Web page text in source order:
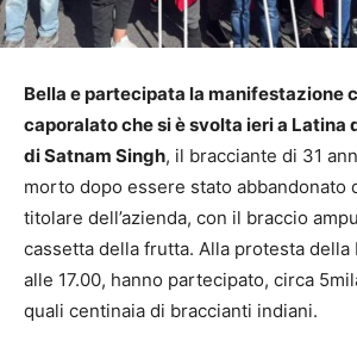
Bella e partecipata la manifestazione
caporalato che si è svolta ieri a Latina
di Satnam Singh, il bracciante di 31
morto dopo essere stato abbandonato
titolare dell’azienda, con il braccio
cassetta della frutta. Alla protesta della
alle 17.00, hanno partecipato, circa
quali centinaia di braccianti indiani.